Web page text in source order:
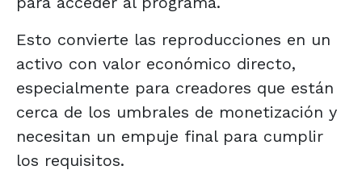
Esto convierte las reproducciones en un
activo con valor económico directo,
especialmente para creadores que están
cerca de los umbrales de monetización y
necesitan un empuje final para cumplir
los requisitos.